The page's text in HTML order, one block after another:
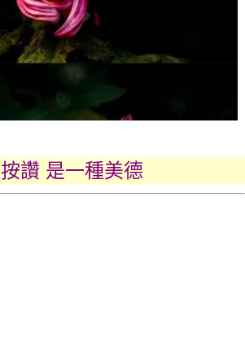
按讚 是一種美德